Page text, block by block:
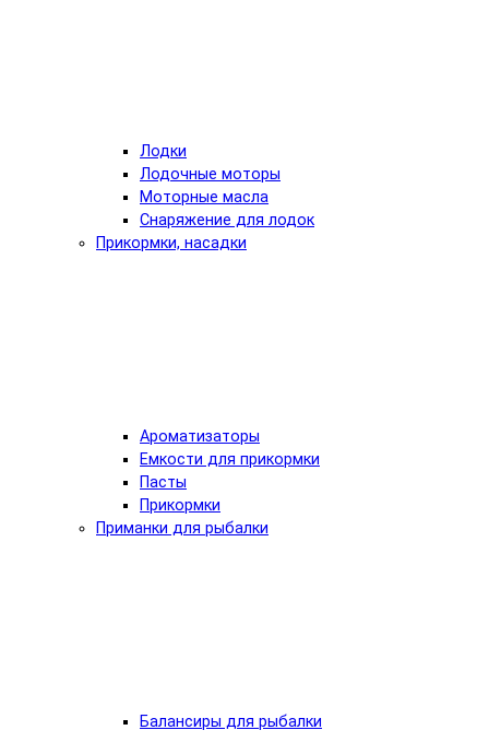
Лодки
Лодочные моторы
Моторные масла
Снаряжение для лодок
Прикормки, насадки
Ароматизаторы
Емкости для прикормки
Пасты
Прикормки
Приманки для рыбалки
Балансиры для рыбалки